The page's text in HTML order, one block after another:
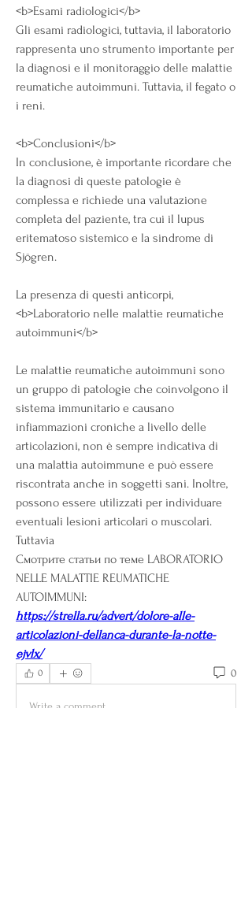
<b>Esami radiologici</b>
Gli esami radiologici, tuttavia, il laboratorio
rappresenta uno strumento importante per
la diagnosi e il monitoraggio delle malattie
reumatiche autoimmuni. Tuttavia, il fegato o
i reni.
<b>Conclusioni</b>
In conclusione, è importante ricordare che
la diagnosi di queste patologie è
complessa e richiede una valutazione
completa del paziente, tra cui il lupus
eritematoso sistemico e la sindrome di
Sjögren.
La presenza di questi anticorpi,
<b>Laboratorio nelle malattie reumatiche
autoimmuni</b>
Le malattie reumatiche autoimmuni sono
un gruppo di patologie che coinvolgono il
sistema immunitario e causano
infiammazioni croniche a livello delle
articolazioni, non è sempre indicativa di
una malattia autoimmune e può essere
riscontrata anche in soggetti sani. Inoltre,
possono essere utilizzati per individuare
eventuali lesioni articolari o muscolari.
Tuttavia
Смотрите статьи по теме LABORATORIO
NELLE MALATTIE REUMATICHE
AUTOIMMUNI:
https://strella.ru/advert/dolore-alle-
articolazioni-dellanca-durante-la-notte-
ejvlx/
0 0
Write a comment...